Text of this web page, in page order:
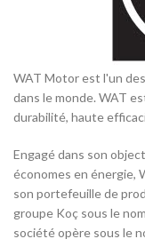
WAT Motor est l'un
dans le monde. WAT
durabilité, haute
Engagé dans son
économes en énergie,
son portefeuille de
groupe Koç sous le
société opère sous le